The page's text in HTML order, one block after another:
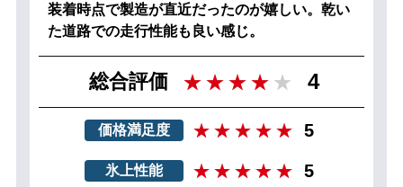
装着時点で製造が直近だったのが嬉しい。乾い
た道路での走行性能も良い感じ。
総合評価 4
価格満足度 5
氷上性能 5